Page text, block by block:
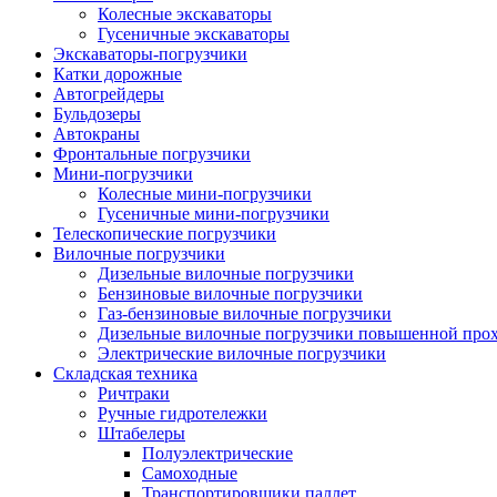
Колесные экскаваторы
Гусеничные экскаваторы
Экскаваторы-погрузчики
Катки дорожные
Автогрейдеры
Бульдозеры
Автокраны
Фронтальные погрузчики
Мини-погрузчики
Колесные мини-погрузчики
Гусеничные мини-погрузчики
Телескопические погрузчики
Вилочные погрузчики
Дизельные вилочные погрузчики
Бензиновые вилочные погрузчики
Газ-бензиновые вилочные погрузчики
Дизельные вилочные погрузчики повышенной
Электрические вилочные погрузчики
Складская техника
Ричтраки
Ручные гидротележки
Штабелеры
Полуэлектрические
Самоходные
Транспортировщики паллет